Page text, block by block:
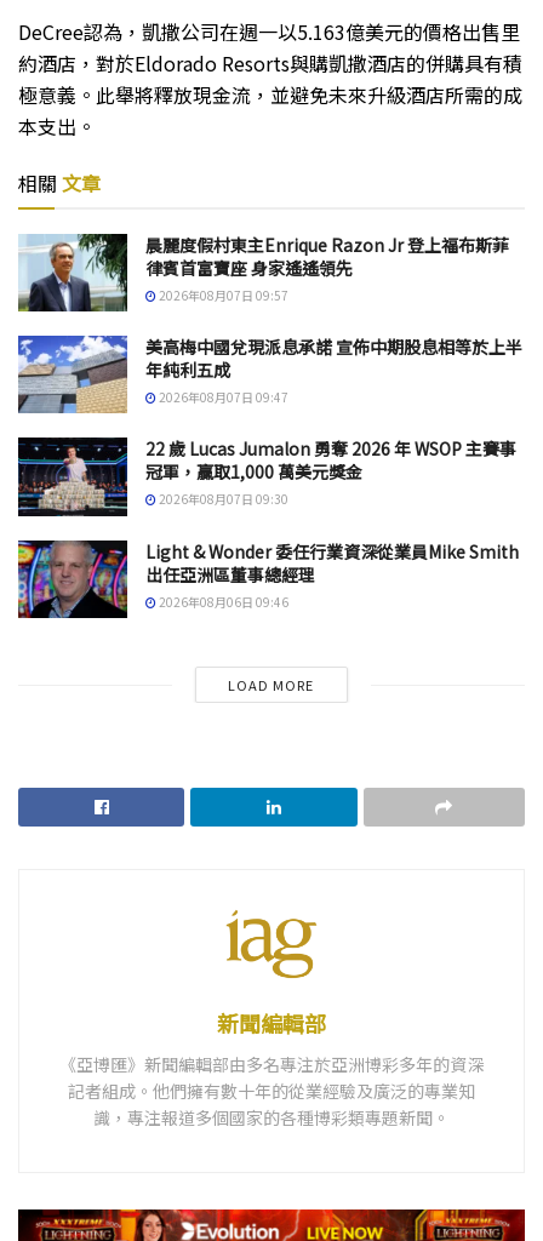
DeCree認為，凱撒公司在週一以5.163億美元的價格出售里
約酒店，對於Eldorado Resorts與購凱撒酒店的併購具有積
極意義。此舉將釋放現金流，並避免未來升級酒店所需的成
本支出。
相關 文章
晨麗度假村東主Enrique Razon Jr 登上福布斯菲
律賓首富寶座 身家遙遙領先
2026年08月07日 09:57
美高梅中國兌現派息承諾 宣佈中期股息相等於上半
年純利五成
2026年08月07日 09:47
22 歲 Lucas Jumalon 勇奪 2026 年 WSOP 主賽事
冠軍，贏取1,000 萬美元獎金
2026年08月07日 09:30
Light & Wonder 委任行業資深從業員Mike Smith
出任亞洲區董事總經理
2026年08月06日 09:46
LOAD MORE
新聞編輯部
《亞博匯》新聞編輯部由多名專注於亞洲博彩多年的資深
記者組成。他們擁有數十年的從業經驗及廣泛的專業知
識，專注報道多個國家的各種博彩類專題新聞。